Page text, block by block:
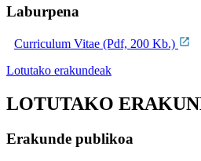
Laburpena
Curriculum Vitae (Pdf, 200 Kb.)
Lotutako erakundeak
LOTUTAKO
Erakunde publikoa